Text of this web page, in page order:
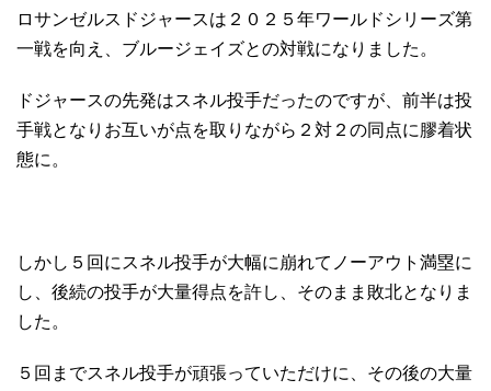
ロサンゼルスドジャースは２０２５年ワールドシリーズ第
一戦を向え、ブルージェイズとの対戦になりました。
ドジャースの先発はスネル投手だったのですが、前半は投
手戦となりお互いが点を取りながら２対２の同点に膠着状
態に。
しかし５回にスネル投手が大幅に崩れてノーアウト満塁に
し、後続の投手が大量得点を許し、そのまま敗北となりま
した。
５回までスネル投手が頑張っていただけに、その後の大量